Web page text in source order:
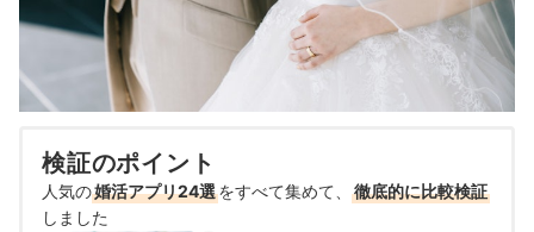
検証のポイント
人気の婚活アプリ24選をすべて集めて、
徹底的に比較検証
しました